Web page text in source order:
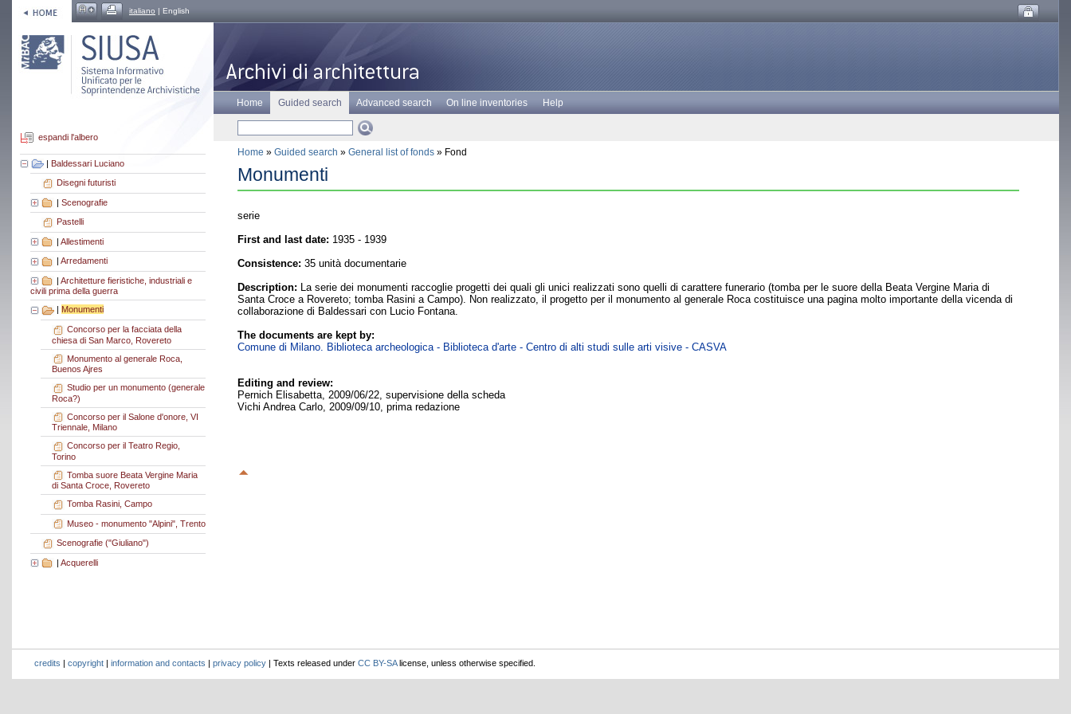
italiano | English
espandi l'albero
| Baldessari Luciano
Disegni futuristi
| Scenografie
Pastelli
| Allestimenti
Arredamenti
| Architetture fieristiche, industriali e
civili prima della guerra
Monumenti
Concorso per la facciata della
chiesa di San Marco, Rovereto
Monumento al generale Roca,
Buenos Ajres
Studio per un monumento (generale
Roca?)
Concorso per il Salone d'onore, VI
Triennale, Milano
Concorso per il Teatro Regio,
Torino
Tomba suore Beata Vergine Maria
di Santa Croce, Rovereto
Tomba Rasini, Campo
Museo - monumento "Alpini", Trento
Scenografie ("Giuliano")
| Acquerelli
Home Guided search Advanced search On line inventories Help
Home » Guided search » General list of fonds » Fond
Monumenti
serie
First and last date: 1935 - 1939
Consistence: 35 unità documentarie
Description: La serie dei monumenti raccoglie progetti dei quali gli unici realizzati sono quelli di carattere funerario (tomba per le suore della Beata Vergine Maria di
Santa Croce a Rovereto; tomba Rasini a Campo). Non realizzato, il progetto per il monumento al generale Roca costituisce una pagina molto importante della vicenda di
collaborazione di Baldessari con Lucio Fontana.
The documents are kept by:
Comune di Milano. Biblioteca archeologica - Biblioteca d'arte - Centro di alti studi sulle arti visive - CASVA
Editing and review:
Pernich Elisabetta, 2009/06/22, supervisione della scheda
Vichi Andrea Carlo, 2009/09/10, prima redazione
credits copyright information and contacts privacy policy | Texts released under CC BY-SAlicense, unless otherwise specified.